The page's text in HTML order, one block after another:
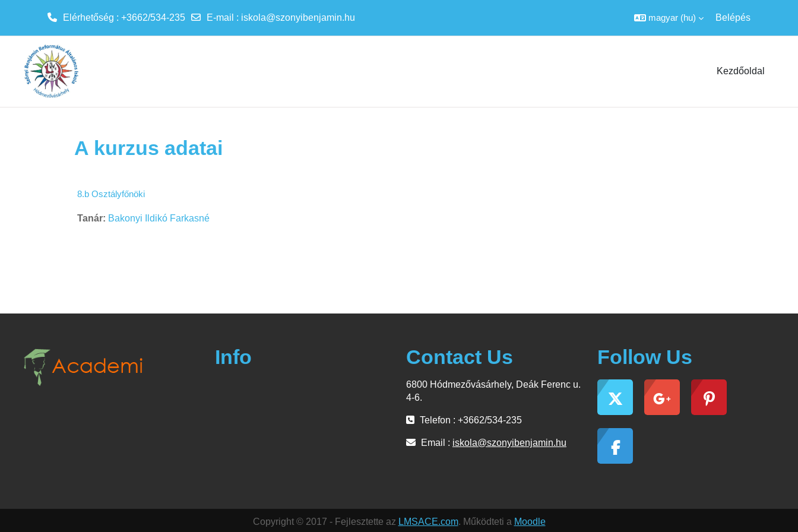
Elérhetőség : +3662/534-235 E-mail : iskola@szonyibenjamin.hu magyar ‎(hu)‎ Belépés
Kezdőoldal
A kurzus adatai
8.b Osztályfőnöki
Tanár: Bakonyi Ildikó Farkasné
Info Contact Us
6800 Hódmezővásárhely, Deák Ferenc u.
4-6.
Telefon : +3662/534-235
Email : iskola@szonyibenjamin.hu
Follow Us
Copyright © 2017 - Fejlesztette az LMSACE.com. Működteti a Moodle